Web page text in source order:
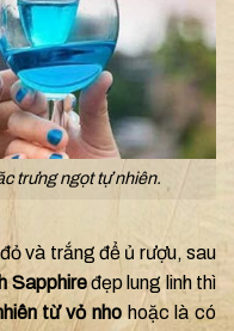
trưng ngọt tự nhiên.
và trắng để ủ rượu, sau
Sapphiređẹp lung linh thì
từ vỏ nhohoặc là có